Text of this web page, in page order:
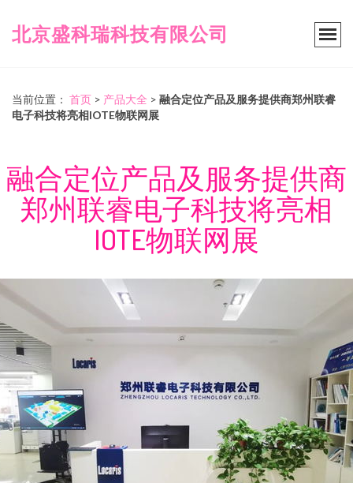
北京盛科瑞科技有限公司
当前位置： 首页 > 产品大全 > 融合定位产品及服务提供商郑州联睿
电子科技将亮相IOTE物联网展
融合定位产品及服务提供商
郑州联睿电子科技将亮相
IOTE物联网展